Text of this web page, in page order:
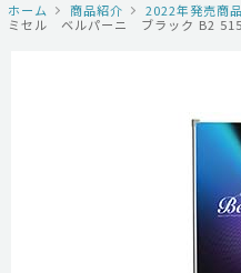
ホーム 商品紹介
2022年発売商品
ミセル ベルパーニ ブラック B2